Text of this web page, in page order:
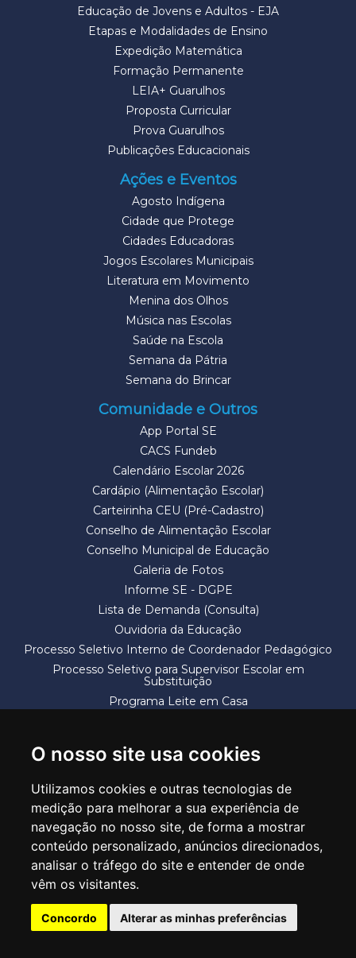
O nosso site usa cookies
Utilizamos cookies e outras tecnologias de
medição para melhorar a sua experiência de
navegação no nosso site, de forma a mostrar
conteúdo personalizado, anúncios direcionados,
analisar o tráfego do site e entender de onde
vêm os visitantes.
Concordo Alterar as minhas preferências
Educação de Jovens e Adultos - EJA
Etapas e Modalidades de Ensino
Expedição Matemática
Formação Permanente
LEIA+ Guarulhos
Proposta Curricular
Prova Guarulhos
Publicações Educacionais
Ações e Eventos
Agosto Indígena
Cidade que Protege
Cidades Educadoras
Jogos Escolares Municipais
Literatura em Movimento
Menina dos Olhos
Música nas Escolas
Saúde na Escola
Semana da Pátria
Semana do Brincar
Comunidade e Outros
App Portal SE
CACS Fundeb
Calendário Escolar 2026
Cardápio (Alimentação Escolar)
Carteirinha CEU (Pré-Cadastro)
Conselho de Alimentação Escolar
Conselho Municipal de Educação
Galeria de Fotos
Informe SE - DGPE
Lista de Demanda (Consulta)
Ouvidoria da Educação
Processo Seletivo Interno de Coordenador Pedagógico
Processo Seletivo para Supervisor Escolar em
Substituição
Programa Leite em Casa
SECRETARIA DE EDUCAÇÃO
Rua Claudino Barbosa, 313 - Macedo - Guarulhos/SP CEP 07113-040
Central de Atendimento: *55 11 2475-7300